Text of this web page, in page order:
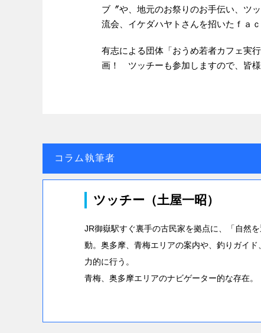
ブ〞や、地元のお祭りのお手伝い、ツ
流会、イケダハヤトさんを招いたｆａ
有志による団体「おうめ若者カフェ実
画！ ツッチーも参加しますので、皆
コラム執筆者
ツッチー（土屋一昭）
JR御嶽駅すぐ裏手の古民家を拠点に、「自然
動。奥多摩、青梅エリアの案内や、釣りガイ
力的に行う。
青梅、奥多摩エリアのナビゲーター的な存在。